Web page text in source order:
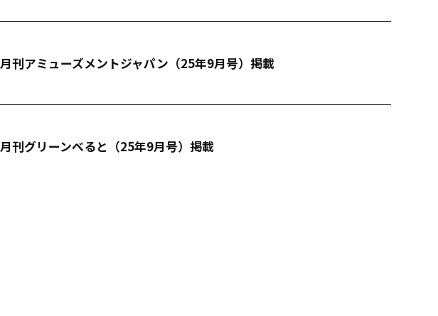
月刊アミューズメントジャパン（25年9月号）掲載
月刊グリーンべると（25年9月号）掲載